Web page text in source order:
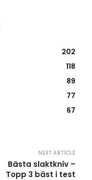
202
118
89
77
67
NEXT ARTICLE
Bästa slaktkniv –
Topp 3 bäst i test